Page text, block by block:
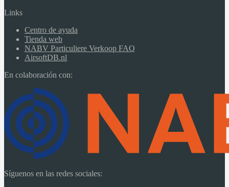
Links
Centro de ayuda
Tienda web
NABV Particuliere Verkoop FAQ
AirsoftDB.nl
En colaboración con:
Síguenos en las redes sociales: